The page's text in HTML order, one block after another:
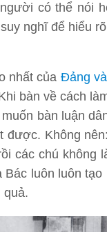
có thể nói
nghĩ để hiểu
nhất của Đảng
bàn về cách
bàn luận
được. Không
các chú không
Bác luôn luôn
quả.